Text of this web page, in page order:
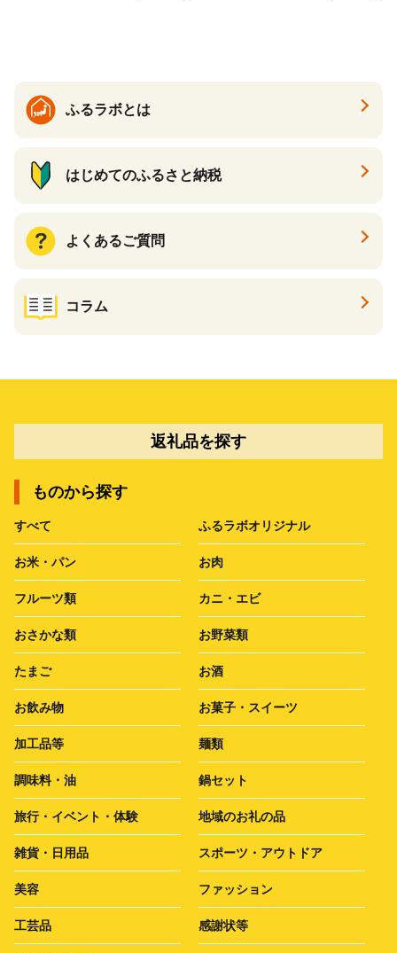
ふるラボとは
はじめてのふるさと納税
よくあるご質問
コラム
返礼品を探す
ものから探す
すべて ふるラボオリジナル
お米・パン お肉
フルーツ類 カニ・エビ
おさかな類 お野菜類
たまご お酒
お飲み物 お菓子・スイーツ
加工品等 麺類
調味料・油 鍋セット
旅行・イベント・体験 地域のお礼の品
雑貨・日用品 スポーツ・アウトドア
美容 ファッション
工芸品 感謝状等